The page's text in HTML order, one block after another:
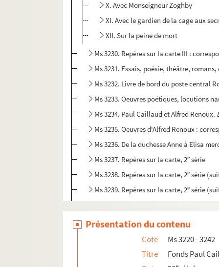
X. Avec Monseigneur Zoghby
XI. Avec le gardien de la cage aux
XII. Sur la peine de mort
Ms 3230. Repères sur la carte III :
Ms 3231. Essais, poésie, théâtre, romans,
Ms 3232. Livre de bord du poste central
Ms 3233. Oeuvres poétiques, locutions
Ms 3234. Paul Caillaud et Alfred Renoux.
Ms 3235. Oeuvres d'Alfred Renoux :
Ms 3236. De la duchesse Anne à Elisa
Ms 3237. Repères sur la carte, 2e série
Ms 3238. Repères sur la carte, 2e série
Ms 3239. Repères sur la carte, 2e série
Ms 3241. Une vie : I. Sonnets
Ms 3242. Une vie : II. Consonnances diverses
Ms 3243. Emile Boissier. Oeuvres poétiques
Présentation du contenu
Cote
Ms 3220 - 3242
Titre
Fonds Paul